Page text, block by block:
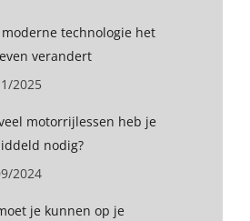
moderne technologie het
verandert
2025
motorrijlessen heb je
nodig?
2024
je kunnen op je